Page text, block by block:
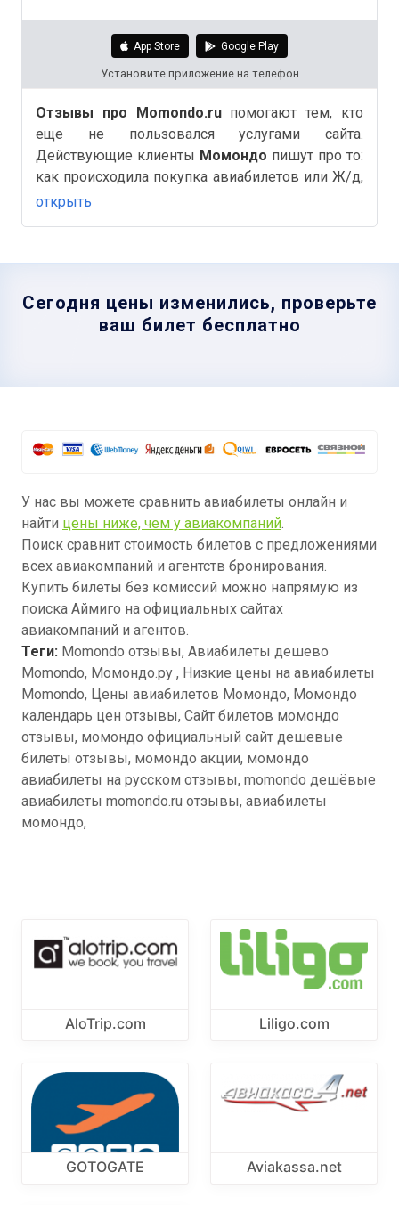
App Store Google Play
Установите приложение на телефон
Отзывы про Momondo.ruпомогают тем, кто
еще не пользовался услугами сайта.
Действующие клиенты Момондо пишут про то:
как происходила покупка авиабилетов или Ж/д,
бронирование отелей, быстро ли был оформлен
открыть
Сегодня цены изменились, проверьте
ваш билет бесплатно
У нас вы можете сравнить авиабилеты онлайн и
найти цены ниже, чем у авиакомпаний.
Поиск сравнит стоимость билетов с предложениями
всех авиакомпаний и агентств бронирования.
Купить билеты без комиссий можно напрямую из
поиска Аймиго на официальных сайтах
авиакомпаний и агентов.
Теги: Momondo отзывы, Авиабилеты дешево
Momondo, Момондо.ру , Низкие цены на авиабилеты
Momondo, Цены авиабилетов Момондо, Момондо
календарь цен отзывы, Сайт билетов момондо
отзывы, момондо официальный сайт дешевые
билеты отзывы, момондо акции, момондо
авиабилеты на русском отзывы, momondo дешёвые
авиабилеты momondo.ru отзывы, авиабилеты
момондо,
AloTrip.com Liligo.com
GOTOGATE Aviakassa.net